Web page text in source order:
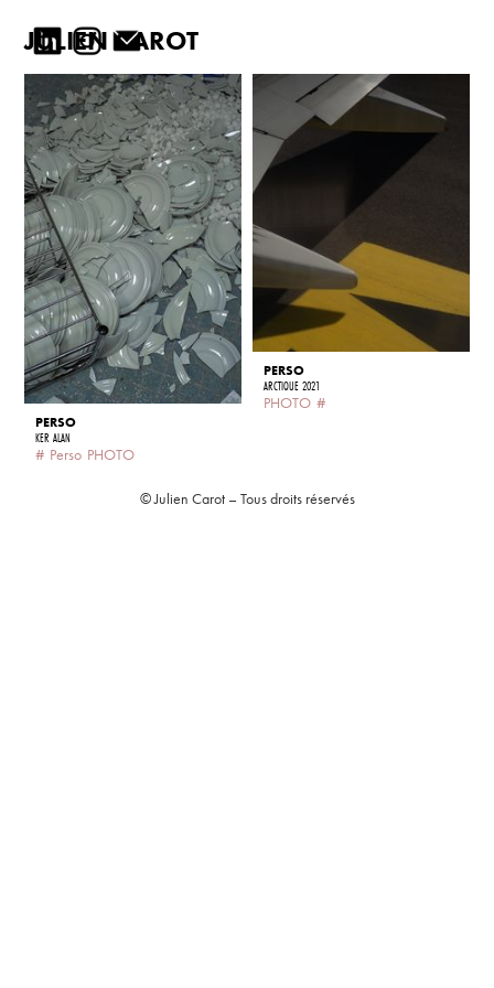
JULIEN CAROT
PERSO
KER ALAN
# Perso PHOTO
PERSO
ARCTIQUE 2021
PHOTO #
© Julien Carot – Tous droits réservés